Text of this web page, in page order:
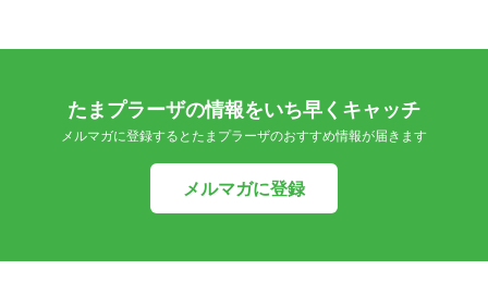
たまプラーザの情報をいち早くキャッチ
メルマガに登録するとたまプラーザのおすすめ情報が届きます
メルマガに登録